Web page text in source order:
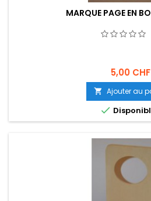
MARQUE PAGE EN
5,00 CHF
 Ajouter au
